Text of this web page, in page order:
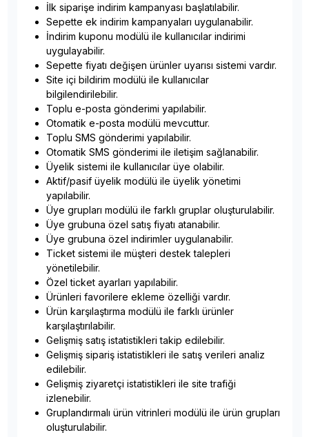
İlk siparişe indirim kampanyası başlatılabilir.
Sepette ek indirim kampanyaları uygulanabilir.
İndirim kuponu modülü ile kullanıcılar indirimi
uygulayabilir.
Sepette fiyatı değişen ürünler uyarısı sistemi vardır.
Site içi bildirim modülü ile kullanıcılar
bilgilendirilebilir.
Toplu e-posta gönderimi yapılabilir.
Otomatik e-posta modülü mevcuttur.
Toplu SMS gönderimi yapılabilir.
Otomatik SMS gönderimi ile iletişim sağlanabilir.
Üyelik sistemi ile kullanıcılar üye olabilir.
Aktif/pasif üyelik modülü ile üyelik yönetimi
yapılabilir.
Üye grupları modülü ile farklı gruplar oluşturulabilir.
Üye grubuna özel satış fiyatı atanabilir.
Üye grubuna özel indirimler uygulanabilir.
Ticket sistemi ile müşteri destek talepleri
yönetilebilir.
Özel ticket ayarları yapılabilir.
Ürünleri favorilere ekleme özelliği vardır.
Ürün karşılaştırma modülü ile farklı ürünler
karşılaştırılabilir.
Gelişmiş satış istatistikleri takip edilebilir.
Gelişmiş sipariş istatistikleri ile satış verileri analiz
edilebilir.
Gelişmiş ziyaretçi istatistikleri ile site trafiği
izlenebilir.
Gruplandırmalı ürün vitrinleri modülü ile ürün grupları
oluşturulabilir.